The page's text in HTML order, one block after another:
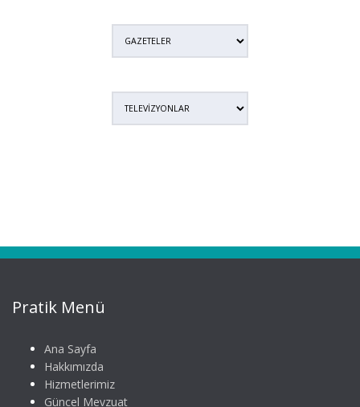
Pratik Menü
Ana Sayfa
Hakkımızda
Hizmetlerimiz
Güncel Mevzuat